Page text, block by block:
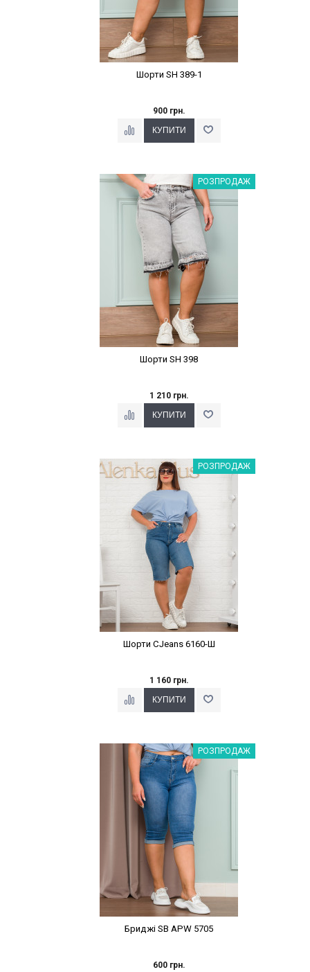
Шорти SH 389-1
900 грн.
Наклейки Варіант з %РОЗПРОДАЖ
Шорти SH 398
1 210 грн.
Наклейки Варіант з %РОЗПРОДАЖ
Шорти CJeans 6160-Ш
1 160 грн.
Наклейки Варіант з %РОЗПРОДАЖ
Бриджі SB APW 5705
600 грн.